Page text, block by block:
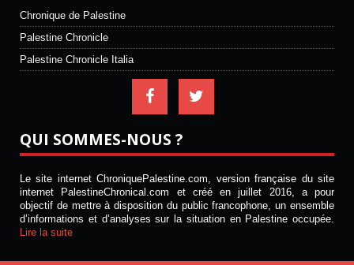
Chronique de Palestine
Palestine Chronicle
Palestine Chronicle Italia
QUI SOMMES-NOUS ?
Le site internet ChroniquePalestine.com, version française du site
internet PalestineChronical.com et créé en juillet 2016, a pour
objectif de mettre à disposition du public francophone, un ensemble
d’informations et d’analyses sur la situation en Palestine occupée.
Lire la suite